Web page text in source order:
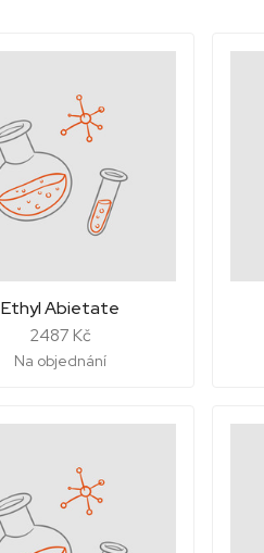
Ethyl Abietate
2487 Kč
Na objednání